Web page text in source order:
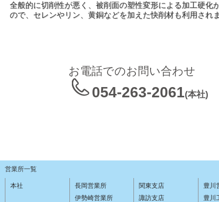
全般的に切削性が悪く、被削面の塑性変形による加工硬化
ので、セレンやリン、黄銅などを加えた快削材も利用され
お電話でのお問い合わせ
054-263-2061(本社)
営業所一覧
本社
長岡営業所
伊勢崎営業所
関東支店
諏訪支店
豊川
豊川